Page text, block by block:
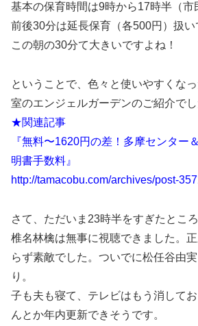
基本の保育時間は9時から17時半（
前後30分は延長保育（各500円）扱い
この朝の30分て大きいですよね！
ということで、色々と使いやすくな
室のエンジェルガーデンのご紹介でし
★関連記事
『無料〜1620円の差！多摩センター
明書手数料』
http://tamacobu.com/archives/post-
さて、ただいま23時半をすぎたところ
椎名林檎は無事に視聴できました。
らず素敵でした。ついでに松任谷由
り。
子も夫も寝て、テレビはもう消して
んとか年内更新できそうです。